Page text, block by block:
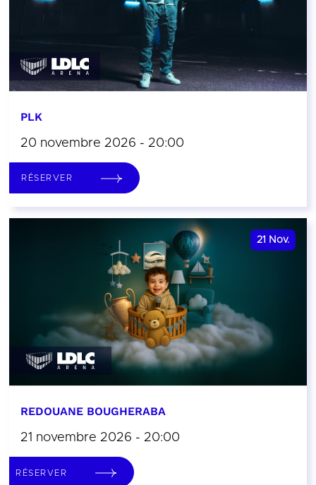
PLK
20 novembre 2026 - 20:00
RÉSERVER
21 Nov.
REDOUANE BOUGHERABA
21 novembre 2026 - 20:00
RÉSERVER